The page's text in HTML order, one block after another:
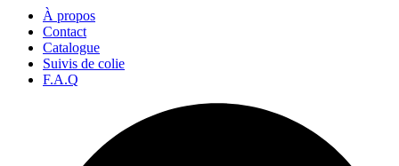
À propos
Contact
Catalogue
Suivis de colie
F.A.Q